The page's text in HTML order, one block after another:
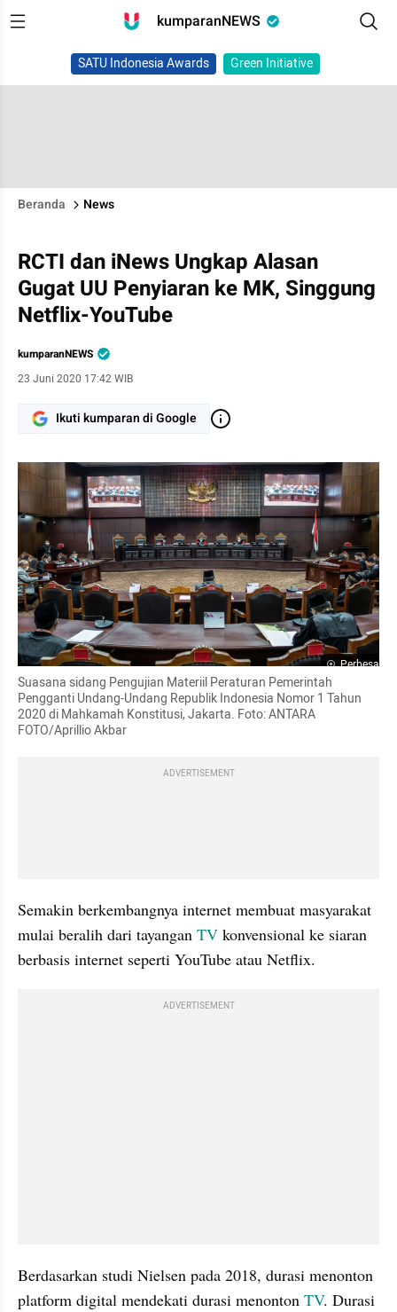
kumparanNEWS
SATU Indonesia Awards Green Initiative
Beranda News
RCTI dan iNews Ungkap Alasan
Gugat UU Penyiaran ke MK, Singgung
Netflix-YouTube
kumparanNEWS
23 Juni 2020 17:42 WIB
Ikuti kumparan di Google
Perbesar
Suasana sidang Pengujian Materiil Peraturan Pemerintah
Pengganti Undang-Undang Republik Indonesia Nomor 1 Tahun
2020 di Mahkamah Konstitusi, Jakarta. Foto: ANTARA
FOTO/Aprillio Akbar
ADVERTISEMENT
Semakin berkembangnya internet membuat masyarakat
mulai beralih dari tayangan TV konvensional ke siaran
berbasis internet seperti YouTube atau Netflix.
ADVERTISEMENT
Berdasarkan studi Nielsen pada 2018, durasi menonton
platform digital mendekati durasi menonton TV. Durasi